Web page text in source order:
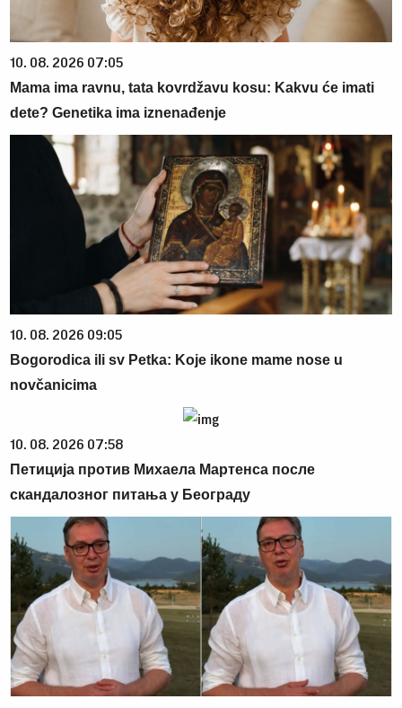
10. 08. 2026 07:05
Mama ima ravnu, tata kovrdžavu kosu: Kakvu će imati
dete? Genetika ima iznenađenje
10. 08. 2026 09:05
Bogorodica ili sv Petka: Koje ikone mame nose u
novčanicima
10. 08. 2026 07:58
Петиција против Михаела Мартенса после
скандалозног питања у Београду